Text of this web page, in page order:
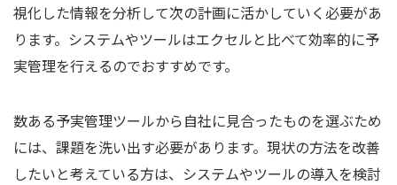
視化した情報を分析して次の計画に活かしていく必要があ
ります。システムやツールはエクセルと比べて効率的に予
実管理を行えるのでおすすめです。
数ある予実管理ツールから自社に見合ったものを選ぶため
には、課題を洗い出す必要があります。現状の方法を改善
したいと考えている方は、システムやツールの導入を検討